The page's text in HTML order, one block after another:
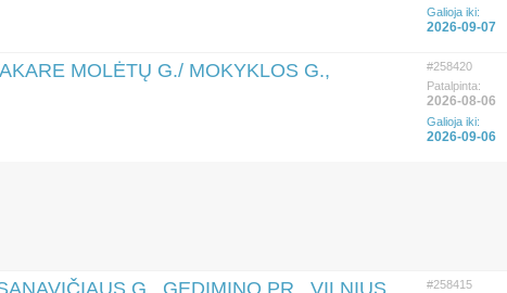
Galioja iki:
2026-09-07
MOLĖTŲ G./ MOKYKLOS G.,
#258420
Patalpinta:
2026-08-06
Galioja iki:
2026-09-06
G., GEDIMINO PR., VILNIUS #258415